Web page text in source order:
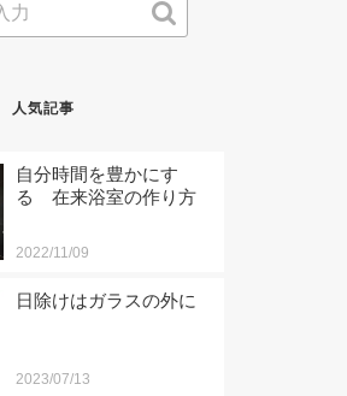
人気記事
自分時間を豊かにす
る 在来浴室の作り方
2022/11/09
日除けはガラスの外に
2023/07/13